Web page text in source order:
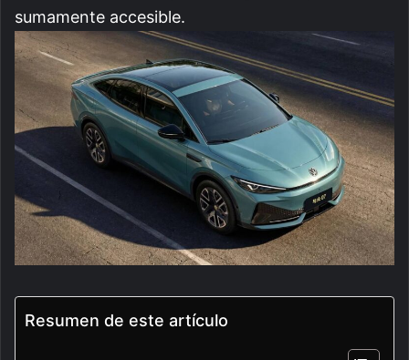
sumamente accesible.
Resumen de este artículo